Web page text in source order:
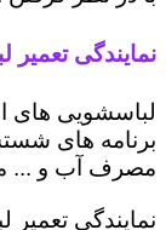
نمایندگی تعمیر
لباسشویی های
برنامه های
مصرف آب و ...
نمایندگی